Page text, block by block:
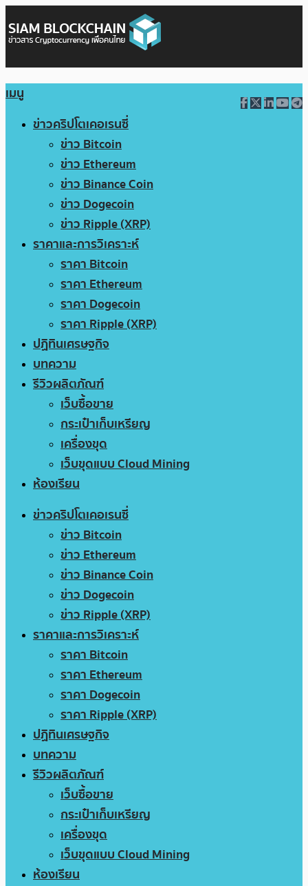
เมนู
ข่าวคริปโตเคอเรนซี่
ข่าว Bitcoin
ข่าว Ethereum
ข่าว Binance Coin
ข่าว Dogecoin
ข่าว Ripple (XRP)
ราคาและการวิเคราะห์
ราคา Bitcoin
ราคา Ethereum
ราคา Dogecoin
ราคา Ripple (XRP)
ปฏิทินเศรษฐกิจ
บทความ
รีวิวผลิตภัณฑ์
เว็บซื้อขาย
กระเป๋าเก็บเหรียญ
เครื่องขุด
เว็บขุดแบบ Cloud Mining
ห้องเรียน
ข่าวคริปโตเคอเรนซี่
ข่าว Bitcoin
ข่าว Ethereum
ข่าว Binance Coin
ข่าว Dogecoin
ข่าว Ripple (XRP)
ราคาและการวิเคราะห์
ราคา Bitcoin
ราคา Ethereum
ราคา Dogecoin
ราคา Ripple (XRP)
ปฏิทินเศรษฐกิจ
บทความ
รีวิวผลิตภัณฑ์
เว็บซื้อขาย
กระเป๋าเก็บเหรียญ
เครื่องขุด
เว็บขุดแบบ Cloud Mining
ห้องเรียน